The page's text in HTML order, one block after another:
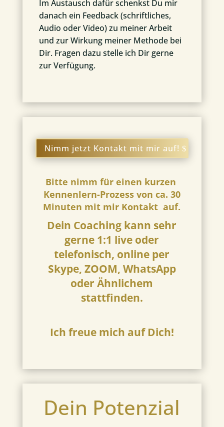
Im Austausch dafür schenkst Du mir
danach ein Feedback (schriftliches,
Audio oder Video) zu meiner Arbeit
und zur Wirkung meiner Methode bei
Dir. Fragen dazu stelle ich Dir gerne
zur Verfügung.
Nimm jetzt Kontakt mit mir auf!
Bitte nimm für einen kurzen
Kennenlern-Prozess von ca. 30
Minuten mit mir Kontakt auf.
Dein Coaching kann sehr
gerne 1:1 live oder
telefonisch, online per
Skype, ZOOM, WhatsApp
oder Ähnlichem
stattfinden.
Ich freue mich auf Dich!
Dein Potenzial